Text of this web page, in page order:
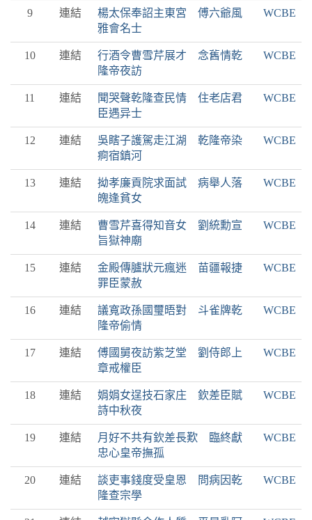
9 連結
楊太保奉詔主東宮 傅六爺風
雅會名士
WCBE
10 連結
行酒令曹雪芹展才 念舊情乾
隆帝夜訪
WCBE
11 連結
聞哭聲乾隆查民情 住老店君
臣遇异士
WCBE
12 連結
吳瞎子護駕走江湖 乾隆帝染
痾宿鎮河
WCBE
13 連結
拗孝廉貢院求面試 病舉人落
魄逢貧女
WCBE
14 連結
曹雪芹喜得知音女 劉統勳宣
旨獄神廟
WCBE
15 連結
金殿傳臚狀元瘋迷 苗疆報捷
罪臣蒙赦
WCBE
16 連結
議寬政孫國璽晤對 斗雀牌乾
隆帝偷情
WCBE
17 連結
傅國舅夜訪紫芝堂 劉侍郎上
章戒權臣
WCBE
18 連結
娟娟女逞技石家庄 欽差臣賦
詩中秋夜
WCBE
19 連結
月好不共有欽差長歎 臨終獻
忠心皇帝撫孤
WCBE
20 連結
談吏事錢度受皇恩 問病因乾
隆查宗學
WCBE